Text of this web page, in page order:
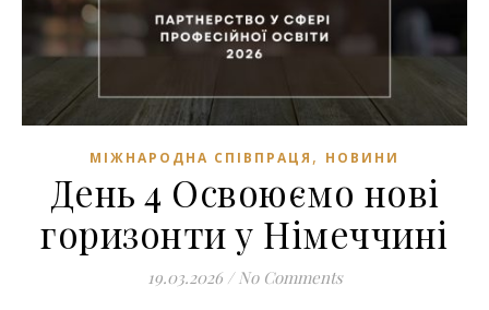
МІЖНАРОДНА СПІВПРАЦЯ , НОВИНИ
День 4 Освоюємо нові
горизонти у Німеччині
19.03.2026 / No Comments